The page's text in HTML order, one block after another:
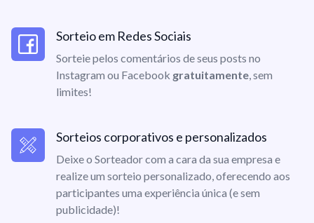
Sorteio em Redes Sociais
Sorteie pelos comentários de seus posts no
Instagram ou Facebook gratuitamente, sem
limites!
Sorteios corporativos e personalizados
Deixe o Sorteador com a cara da sua empresa e
realize um sorteio personalizado, oferecendo aos
participantes uma experiência única (e sem
publicidade)!